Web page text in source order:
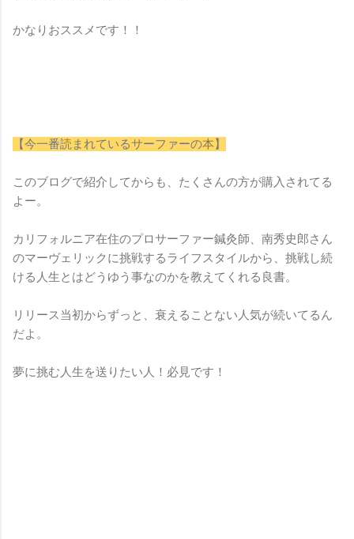
かなりおススメです！！
【今一番読まれているサーファーの本】
このブログで紹介してからも、たくさんの方が購入されてる
よー。
カリフォルニア在住のプロサーファー鍼灸師、南秀史郎さん
のマーヴェリックに挑戦するライフスタイルから、挑戦し続
ける人生とはどうゆう事なのかを教えてくれる良書。
リリース当初からずっと、衰えることない人気が続いてるん
だよ。
夢に挑む人生を送りたい人！必見です！